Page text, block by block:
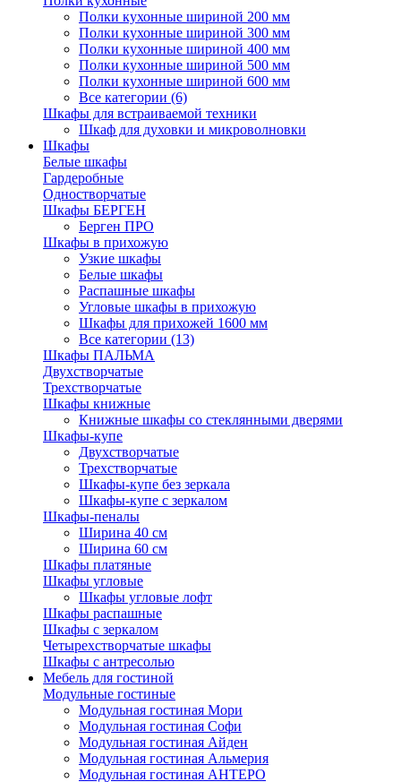
Полки кухонные шириной 200 мм
Полки кухонные шириной 300 мм
Полки кухонные шириной 400 мм
Полки кухонные шириной 500 мм
Полки кухонные шириной 600 мм
Все категории (6)
Шкафы для встраиваемой техники
Шкаф для духовки и микроволновки
Шкафы
Белые шкафы
Гардеробные
Одностворчатые
Шкафы БЕРГЕН
Берген ПРО
Шкафы в прихожую
Узкие шкафы
Белые шкафы
Распашные шкафы
Угловые шкафы в прихожую
Шкафы для прихожей 1600 мм
Все категории (13)
Шкафы ПАЛЬМА
Двухстворчатые
Трехстворчатые
Шкафы книжные
Книжные шкафы со стеклянными дверями
Шкафы-купе
Двухстворчатые
Трехстворчатые
Шкафы-купе без зеркала
Шкафы-купе с зеркалом
Шкафы-пеналы
Ширина 40 см
Ширина 60 см
Шкафы платяные
Шкафы угловые
Шкафы угловые лофт
Шкафы распашные
Шкафы с зеркалом
Четырехстворчатые шкафы
Шкафы с антресолью
Мебель для гостиной
Модульные гостиные
Модульная гостиная Мори
Модульная гостиная Софи
Модульная гостиная Айден
Модульная гостиная Альмерия
Модульная гостиная АНТЕРО